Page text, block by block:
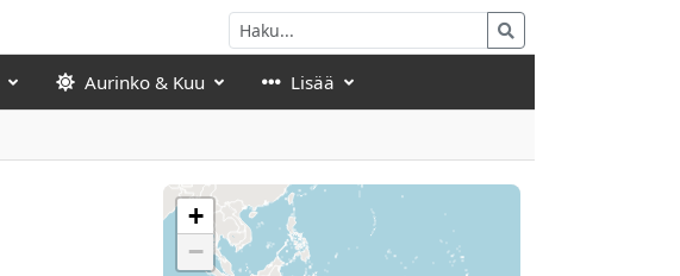
Aurinko & Kuu Lisää
+
−